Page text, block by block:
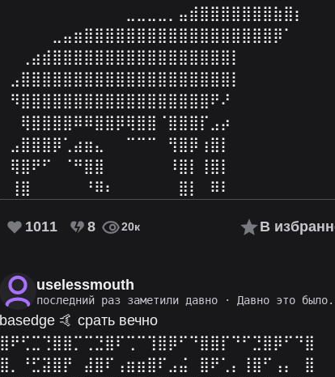
⠀⠀⠀⠀⠀⠀⠀⠀⠀⠀⠀⠀⣀⣀⣀⣀⡀⣤⣾⣿⣿⣿⣿⣿⣿⣿⣷⣿⡆⠀
⠀⠀⠀⠀⠀⣀⣤⣶⣿⣿⣿⣿⣿⣿⣿⣿⣿⣿⣿⣿⣿⣿⣿⣿⣿⣿⡿⠁⠀
⠀⠀⢀⣴⣾⣿⣿⣿⣿⣿⣿⣿⣿⣿⣿⣿⣿⣿⣿⣿⣿⣿⡇⠀⠀⠀⠀⠀⠀
⠀⣠⣿⣿⣿⣿⣿⣿⣿⣿⣿⣿⣿⣿⣿⣿⣿⣿⣿⣿⣿⣿⡇⠀⠀⠀⠀⠀⠀
⠀⠻⣿⣿⣿⣿⣿⣿⣿⣿⣿⣿⣿⣿⣿⣿⣿⣿⣿⣿⠟⠜⠀⠀⠀⠀⠀⠀⠀
⠀⠀⢿⣿⣿⣿⣿⠿⠿⣿⣿⡿⢿⣿⣿⠈⣿⣿⣿⡏⣠⡴⠀⠀⠀⠀⠀⠀⠀
⠀⣠⣿⣿⣿⡿⢁⣴⣶⣄⠀⠀⠉⠉⠉⠀⢻⣿⡿⢰⣿⡇⠀⠀⠀⠀⠀⠀⠀
⠀⢿⣿⠟⠋⠀⠈⠛⣿⣿⠀⠀⠀⠀⠀⠀⠸⣿⡇⢸⣿⡇⠀⠀⠀⠀⠀⠀⠀
⠀⢸⣿⠀⠀⠀⠀⠀⠘⠿⠆⠀⠀⠀⠀⠀⠀⣿⡇⠀⠿⠇
1011 8 20к В
uselessmouth
последний раз заметили давно · Давно это
basedge 🤙 срать вечно
⣿⠟⢋⣉⢙⣿⣿⡉⢉⣙⣿⠏⢉⠉⢹⣿⡿⠋⠙⣿⣿⡏⠙⠋⣙⣿⡿⠋⠙⣿
⣿⡀⠘⣋⣽⣿⡟⠀⣼⣿⠏⢠⣶⣶⣿⠏⣠⣬⠀⣿⠟⢁⡄⢸⣿⠋⢠⡄⠀⣿